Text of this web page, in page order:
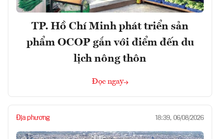
TP. Hồ Chí Minh phát triển sản
phẩm OCOP gắn với điểm đến du
lịch nông thôn
Đọc ngay
Địa phương 18:39, 06/08/2026